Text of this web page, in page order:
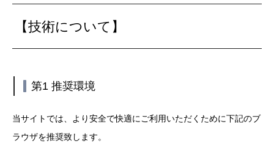
【技術について】
第1 推奨環境
当サイトでは、より安全で快適にご利用いただくために下記のブ
ラウザを推奨致します。